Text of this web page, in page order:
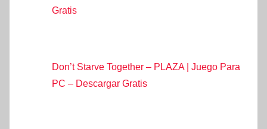
Gratis
Don’t Starve Together – PLAZA | Juego Para
PC – Descargar Gratis